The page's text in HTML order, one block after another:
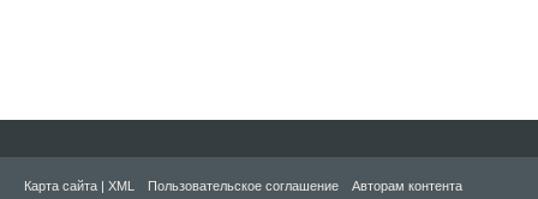
Карта сайта | XML Пользовательское соглашение
Авторам контента